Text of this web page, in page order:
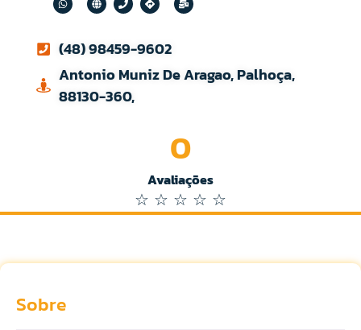
(48) 98459-9602
Antonio Muniz De Aragao, Palhoça,
88130-360,
Avaliações
0
☆ ☆ ☆ ☆ ☆
Sobre